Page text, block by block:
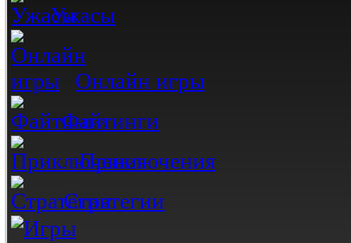
Ужасы
Онлайн игры
Файтинги
Приключения
Стратегии